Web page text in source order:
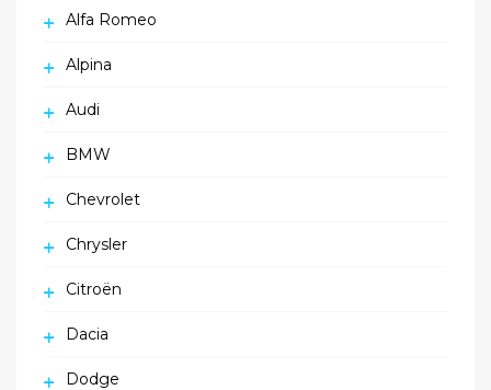
Alfa Romeo
Alpina
Audi
BMW
Chevrolet
Chrysler
Citroën
Dacia
Dodge